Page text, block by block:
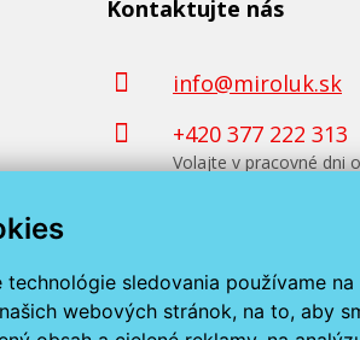
sledovania používame na
webových stránok, na to, aby
Kontaktujte nás
info@miroluk.sk
+420 377 222 313
Volajte v pracovné dni